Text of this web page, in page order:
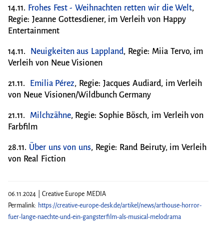
14.11. Frohes Fest - Weihnachten retten wir die Welt,
Regie: Jeanne Gottesdiener, im Verleih von Happy
Entertainment
14.11. Neuigkeiten aus Lappland, Regie: Miia Tervo, im
Verleih von Neue Visionen
21.11. Emilia Pérez, Regie: Jacques Audiard, im Verleih
von Neue Visionen/Wildbunch Germany
21.11. Milchzähne, Regie: Sophie Bösch, im Verleih von
Farbfilm
28.11. Über uns von uns, Regie: Rand Beiruty, im Verleih
von Real Fiction
06.11.2024 | Creative Europe MEDIA
Permalink: https://creative-europe-desk.de/artikel/news/arthouse-horror-
fuer-lange-naechte-und-ein-gangsterfilm-als-musical-melodrama